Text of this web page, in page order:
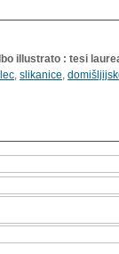
illustrato : tesi
, slikanice,